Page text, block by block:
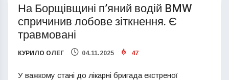
На Борщівщині п’яний водій BMW
спричинив лобове зіткнення. Є
травмовані
КУРИЛО ОЛЕГ 04.11.2025 47
У важкому стані до лікарні бригада екстреної